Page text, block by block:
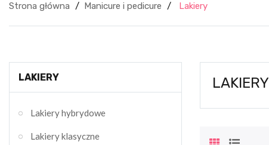
Strona główna Manicure i pedicure Lakiery
LAKIERY
Lakiery hybrydowe
Lakiery klasyczne
LAKIERY